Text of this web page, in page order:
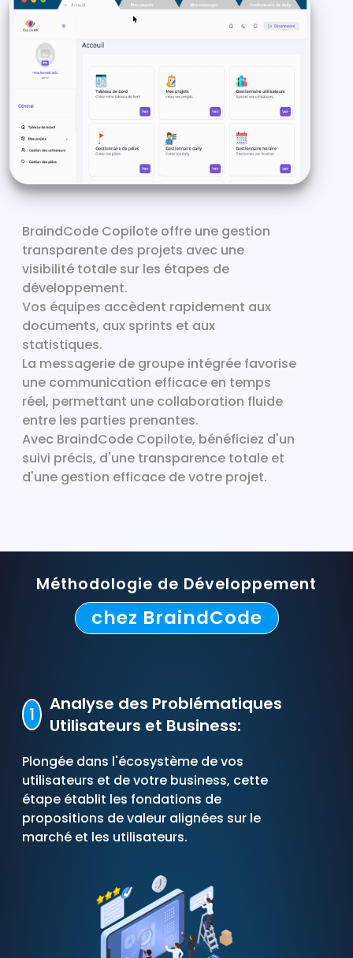
BraindCode Copilote offre une gestion
transparente des projets avec une
visibilité totale sur les étapes de
développement.
Vos équipes accèdent rapidement aux
documents, aux sprints et aux
statistiques.
La messagerie de groupe intégrée favorise
une communication efficace en temps
réel, permettant une collaboration fluide
entre les parties prenantes.
Avec BraindCode Copilote, bénéficiez d'un
suivi précis, d'une transparence totale et
d'une gestion efficace de votre projet.
Méthodologie de Développement
chez BraindCode
1
Analyse des Problématiques
Utilisateurs et Business:
Plongée dans l'écosystème de vos
utilisateurs et de votre business, cette
étape établit les fondations de
propositions de valeur alignées sur le
marché et les utilisateurs.